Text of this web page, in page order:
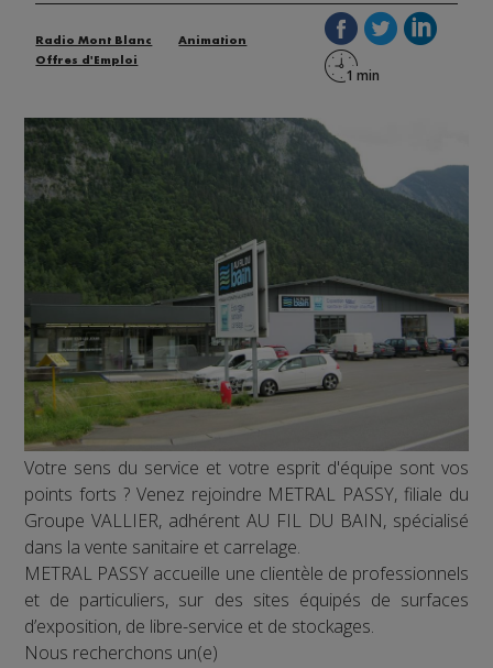
Radio Mont Blanc
Animation
Offres d'Emploi
Votre sens du service et votre esprit d'équipe sont vos
points forts ? Venez rejoindre METRAL PASSY, filiale du
Groupe VALLIER, adhérent AU FIL DU BAIN, spécialisé
dans la vente sanitaire et carrelage.
METRAL PASSY accueille une clientèle de professionnels
et de particuliers, sur des sites équipés de surfaces
d’exposition, de libre-service et de stockages.
Nous recherchons un(e)